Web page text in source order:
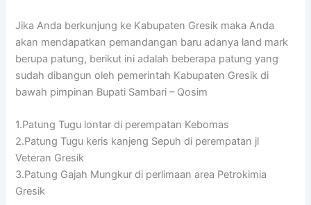
Jika Anda berkunjung ke Kabupaten Gresik maka Anda
akan mendapatkan pemandangan baru adanya land mark
berupa patung, berikut ini adalah beberapa patung yang
sudah dibangun oleh pemerintah Kabupaten Gresik di
bawah pimpinan Bupati Sambari – Qosim
1.Patung Tugu lontar di perempatan Kebomas
2.Patung Tugu keris kanjeng Sepuh di perempatan jl
Veteran Gresik
3.Patung Gajah Mungkur di perlimaan area Petrokimia
Gresik